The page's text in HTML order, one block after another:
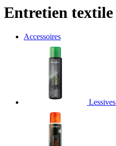
Entretien textile
Accessoires
Lessives